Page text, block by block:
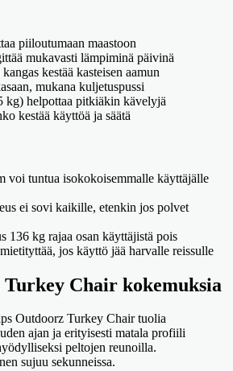
piiloutumaan maastoon
mukavasti lämpiminä päivinä
kestää kasteisen aamun
mukana kuljetuspussi
kg) helpottaa pitkiäkin kävelyjä
kestää käyttöä ja säätä
voi tuntua isokokoisemmalle käyttäjälle
ei sovi kaikille, etenkin jos polvet
136 kg rajaa osan käyttäjistä pois
jos käyttö jää harvalle reissulle
Chair kokemuksia
Outdoorz Turkey Chair tuolia
ajan ja erityisesti matala profiili
peltojen reunoilla.
sujuu sekunneissa.